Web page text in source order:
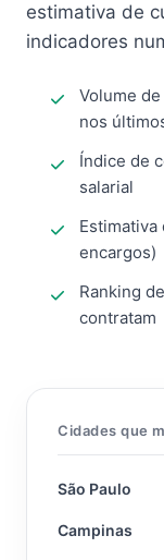
estimativa de
indicadores
Volume
nos
Índice de
salarial
Estimativa
encargos)
Ranking
contratam
Cidades que
São Paulo
Campinas